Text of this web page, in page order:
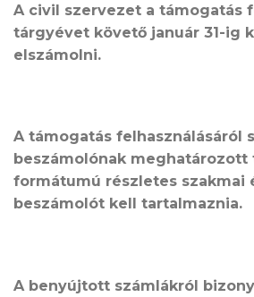
A civil szervezet a támogatás
tárgyévet követő január 31-ig
elszámolni.
A támogatás felhasználásáról
beszámolónak meghatározott
formátumú részletes szakmai
beszámolót kell tartalmaznia.
A benyújtott számlákról